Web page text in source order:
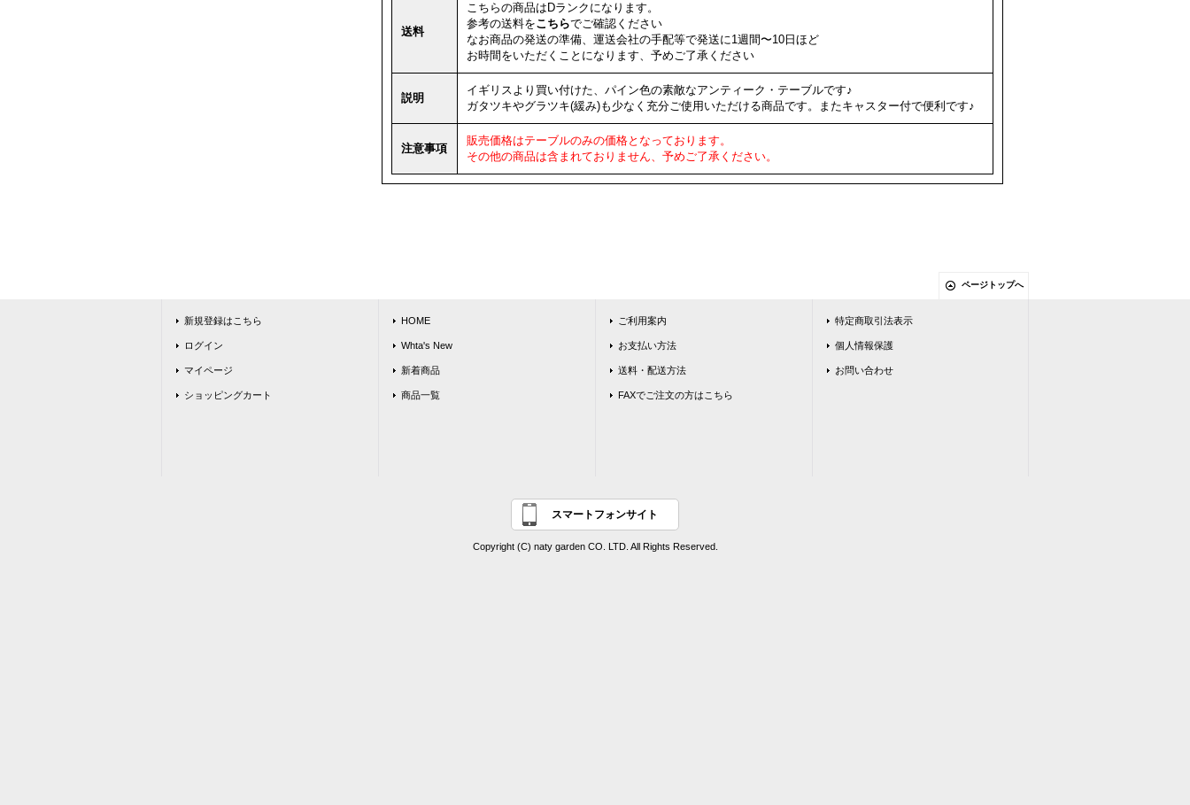
送料
こちらの商品は Dランク になります。
参考の送料をこちらでご確認ください
なお商品の発送の準備、運送会社の手配等で発送に1週間〜10日ほど
お時間をいただくことになります、予めご了承ください
説明
イギリスより買い付けた、パイン色の素敵なアンティーク・テーブルです♪
ガタツキやグラツキ(緩み)も少なく充分ご使用いただける商品です。またキャスター付で便利です♪
注意事項
販売価格はテーブルのみの価格となっております。
その他の商品は含まれておりません、予めご了承ください。
ページトップへ
新規登録はこちら
ログイン
マイページ
ショッピングカート
HOME
Whta's New
新着商品
商品一覧
ご利用案内
お支払い方法
送料・配送方法
FAXでご注文の方はこちら
特定商取引法表示
個人情報保護
お問い合わせ
スマートフォンサイト
Copyright (C) naty garden CO. LTD. All Rights Reserved.